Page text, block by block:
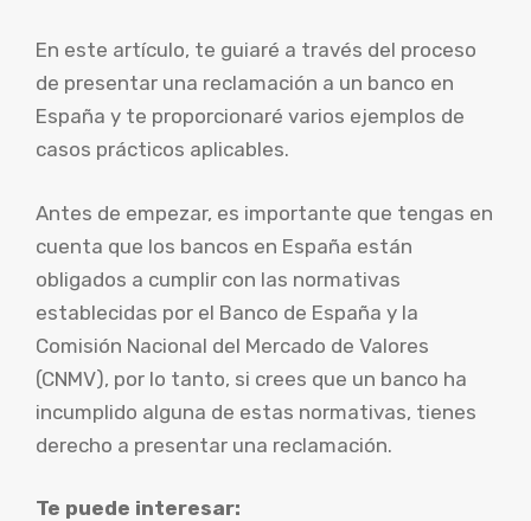
En este artículo, te guiaré a través del proceso
de presentar una reclamación a un banco en
España y te proporcionaré varios ejemplos de
casos prácticos aplicables.
Antes de empezar, es importante que tengas en
cuenta que los bancos en España están
obligados a cumplir con las normativas
establecidas por el Banco de España y la
Comisión Nacional del Mercado de Valores
(CNMV), por lo tanto, si crees que un banco ha
incumplido alguna de estas normativas, tienes
derecho a presentar una reclamación.
Te puede interesar: